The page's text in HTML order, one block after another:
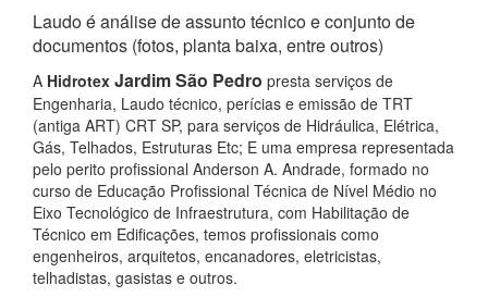
Laudo é análise de assunto técnico e conjunto de
documentos (fotos, planta baixa, entre outros)
A Hidrotex Jardim São Pedro presta serviços de
Engenharia, Laudo técnico, perícias e emissão de TRT
(antiga ART) CRT SP, para serviços de Hidráulica, Elétrica,
Gás, Telhados, Estruturas Etc; E uma empresa representada
pelo perito profissional Anderson A. Andrade, formado no
curso de Educação Profissional Técnica de Nível Médio no
Eixo Tecnológico de Infraestrutura, com Habilitação de
Técnico em Edificações, temos profissionais como
engenheiros, arquitetos, encanadores, eletricistas,
telhadistas, gasistas e outros.